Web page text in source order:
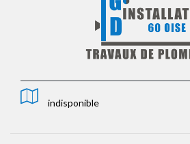
indisponible